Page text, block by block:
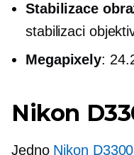
Stabilizace
stabilizaci
Megapixely:
Nikon
Jedno Nikon D3300